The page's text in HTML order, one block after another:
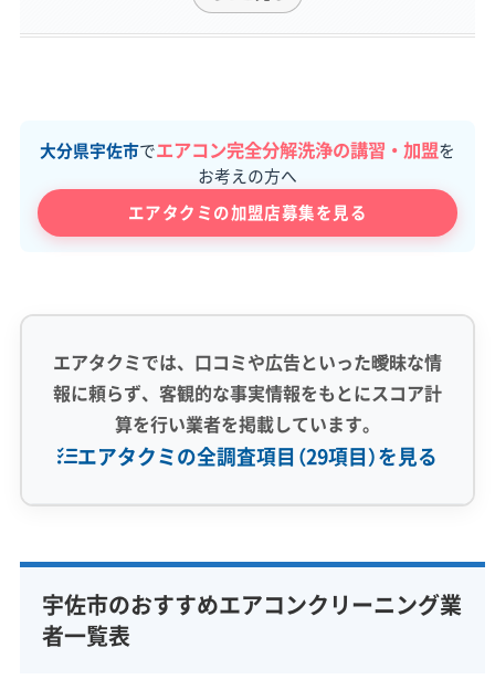
大分県宇佐市でエアコン完全分解洗浄の講習・加盟を
お考えの方へ
エアタクミの加盟店募集を見る
エアタクミでは、口コミや広告といった曖昧な情
報に頼らず、客観的な事実情報をもとにスコア計
算を行い業者を掲載しています。
エアタクミの全調査項目（29項目）を見る
完全分解洗浄 部分クリーニング
実績10年以上
資格保有スタッフ
宇佐市のおすすめエアコンクリーニング業
者一覧表